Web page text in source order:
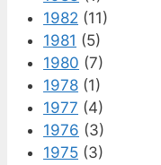
1982 (11)
1981 (5)
1980 (7)
1978 (1)
1977 (4)
1976 (3)
1975 (3)